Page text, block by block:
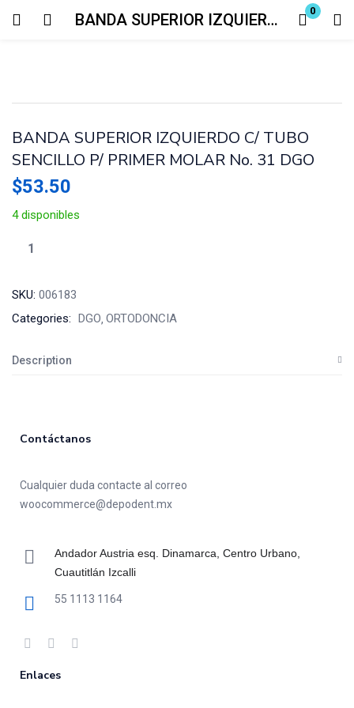
BANDA SUPERIOR IZQUIERDO C/ TUBO SENCILLO P/ PRIMER MOLAR No. 31 DGO 0
Login
Remember me
BANDA SUPERIOR IZQUIERDO C/ TUBO
SENCILLO P/ PRIMER MOLAR No. 31 DGO
$53.50
4 disponibles
SKU: 006183
Categories: DGO ORTODONCIA
Description
Contáctanos
Cualquier duda contacte al correo
woocommerce@depodent.mx
Andador Austria esq. Dinamarca, Centro Urbano,
Cuautitlán Izcalli
55 1113 1164
Enlaces